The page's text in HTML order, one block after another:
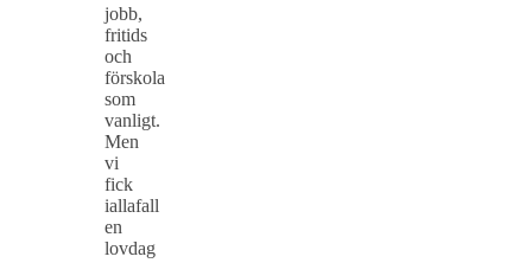
jobb,
fritids
och
förskola
som
vanligt.
Men
vi
fick
iallafall
en
lovdag